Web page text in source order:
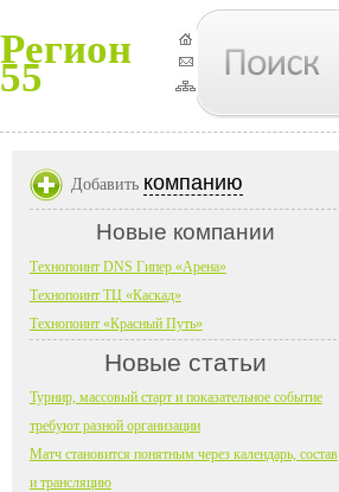
Регион
55
Добавить компанию
Новые компании
Технопоинт DNS Гипер «Арена»
Технопоинт ТЦ «Каскад»
Технопоинт «Красный Путь»
Новые статьи
Турнир, массовый старт и показательное событие
требуют разной организации
Матч становится понятным через календарь, состав
и трансляцию